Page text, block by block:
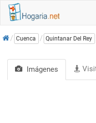
InicioCuenca Quintanar Del Rey
Imágenes